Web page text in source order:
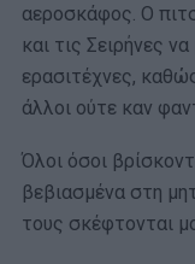
αεροσκάφος. Ο
και τις Σειρήνες
ερασιτέχνες,
άλλοι ούτε καν
Όλοι όσοι
βεβιασμένα στη
τους σκέφτονται